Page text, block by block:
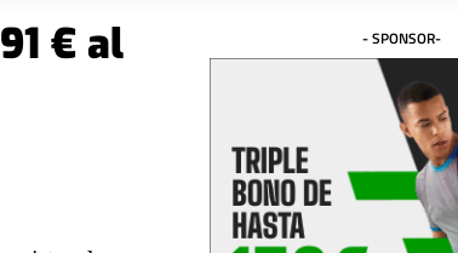
€ al
- SPONSOR-